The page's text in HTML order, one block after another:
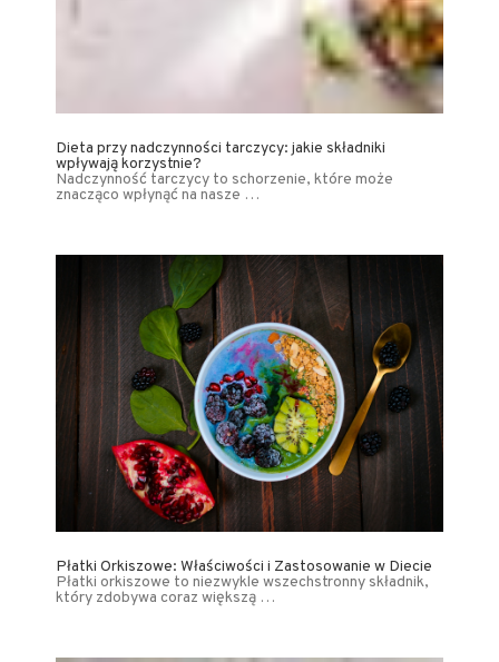
Dieta przy nadczynności tarczycy: jakie składniki
wpływają korzystnie?
Nadczynność tarczycy to schorzenie, które może
znacząco wpłynąć na nasze …
Płatki Orkiszowe: Właściwości i Zastosowanie w Diecie
Płatki orkiszowe to niezwykle wszechstronny składnik,
który zdobywa coraz większą …